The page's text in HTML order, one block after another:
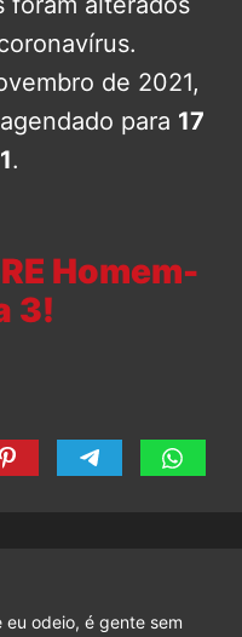
de 2021,
para 17
.
Homem-
3!
eu odeio, é gente sem